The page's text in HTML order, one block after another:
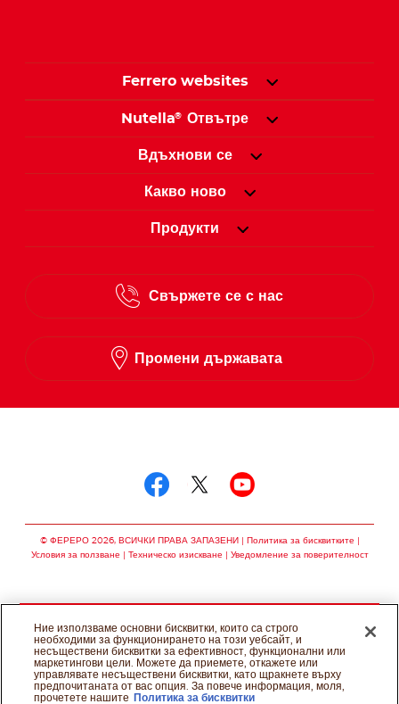
Ferrero websites
Nutella® Отвътре
Вдъхнови се
Какво ново
Продукти
Свържете се с нас
Промени държавата
© ФЕРЕРО 2026, ВСИЧКИ ПРАВА ЗАПАЗЕНИ
Политика за бисквитките
Условия за ползване
Техническо изискване Уведомление за поверителност
Ние използваме основни бисквитки, които са строго
необходими за функционирането на този уебсайт, и
несъществени бисквитки за ефективност, функционални или
маркетингови цели. Можете да приемете, откажете или
управлявате несъществени бисквитки, като щракнете върху
предпочитаната от вас опция. За повече информация, моля,
прочетете нашите
Политика за бисквитки